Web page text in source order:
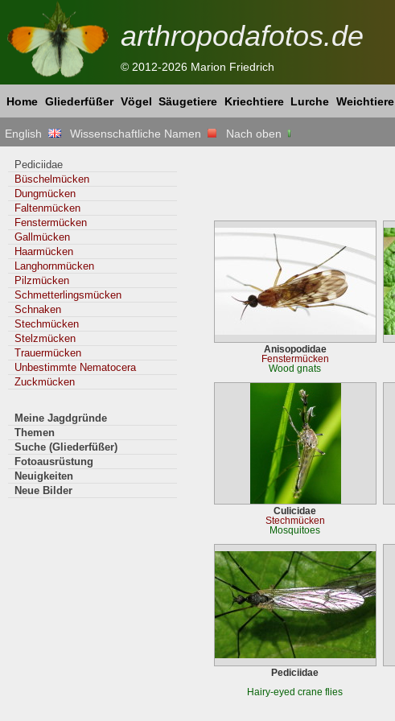
arthropodafotos.de
© 2012-2026 Marion Friedrich
Home Gliederfüßer Vögel Säugetiere Kriechtiere Lurche Weichtiere
English Wissenschaftliche Namen Nach oben
Anisopodidae
Fenstermücken
Wood gnats
Culicidae
Stechmücken
Mosquitoes
Pediciidae
Hairy-eyed crane flies
Pediciidae
Büschelmücken
Dungmücken
Faltenmücken
Fenstermücken
Gallmücken
Haarmücken
Langhornmücken
Pilzmücken
Schmetterlingsmücken
Schnaken
Stechmücken
Stelzmücken
Trauermücken
Unbestimmte Nematocera
Zuckmücken
Meine Jagdgründe
Themen
Suche (Gliederfüßer)
Fotoausrüstung
Neuigkeiten
Neue Bilder